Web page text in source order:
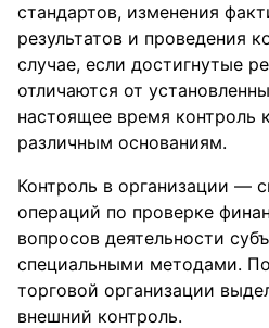
стандартов, изменения
результатов и проведения
случае, если достигнутые
отличаются от
настоящее время контроль
различным основаниям.
Контроль в организации —
операций по проверке
вопросов деятельности
специальными методами.
торговой организации
внешний контроль.